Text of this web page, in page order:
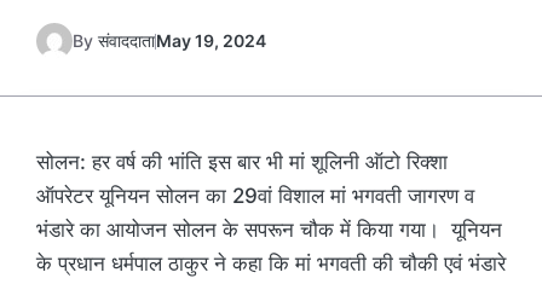
By संवाददाताMay 19, 2024
सोलन: हर वर्ष की भांति इस बार भी मां शूलिनी ऑटो रिक्शा
ऑपरेटर यूनियन सोलन का 29वां विशाल मां भगवती जागरण व
भंडारे का आयोजन सोलन के सपरून चौक में किया गया। यूनियन
के प्रधान धर्मपाल ठाकुर ने कहा कि मां भगवती की चौकी एवं भंडारे